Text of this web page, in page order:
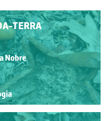
TERRA
Nobre